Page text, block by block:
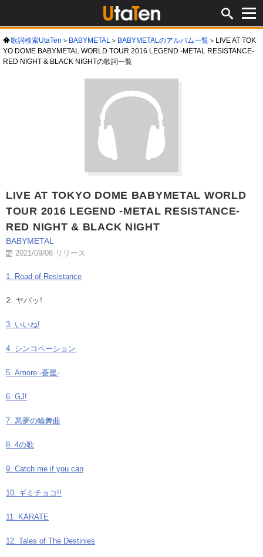
歌詞検索UtaTen BABYMETAL BABYMETALのアルバム一覧
LIVE AT TOK
YO DOME BABYMETAL WORLD TOUR 2016 LEGEND -METAL RESISTANCE-
RED NIGHT & BLACK NIGHTの歌詞一覧
LIVE AT TOKYO DOME BABYMETAL WORLD
TOUR 2016 LEGEND -METAL RESISTANCE-
RED NIGHT & BLACK NIGHT
BABYMETAL
2021/09/08 リリース
1. Road of Resistance
2. ヤバッ!
3. いいね!
4. シンコペーション
5. Amore -蒼星-
6. GJ!
7. 悪夢の輪舞曲
8. 4の歌
9. Catch me if you can
10. ギミチョコ!!
11. KARATE
12. Tales of The Destinies